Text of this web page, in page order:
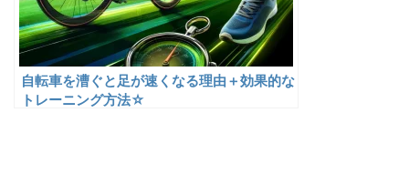
自転車を漕ぐと足が速くなる理由＋効果的な
トレーニング方法☆